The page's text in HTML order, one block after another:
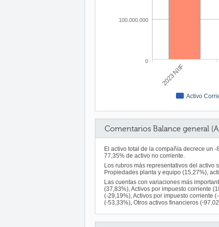
Activo
2023 NIIF
0
100.000.000
Comentarios Balance general
El activo total de la compañía decrece un
77,35% de activo no corriente.
Los rubros más representativos del
Propiedades planta y equipo (15,27%),
Las cuentas con variaciones más
(37,83%), Activos por impuesto corriente
(-29,19%), Activos por impuesto corriente
(-53,33%), Otros activos financieros (-